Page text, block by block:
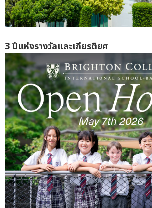
3ปีแห่งรางวัลและเกียรติยศ